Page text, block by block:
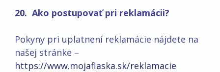
20. Ako postupovať pri reklamácii?
Pokyny pri uplatnení reklamácie nájdete na
našej stránke –
https://www.mojaflaska.sk/reklamacie